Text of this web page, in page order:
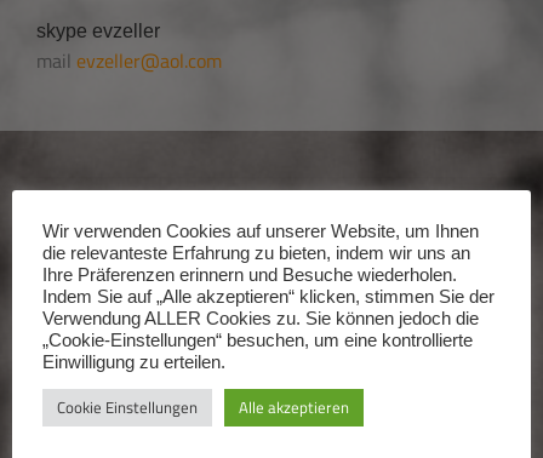
skype evzeller
mail evzeller@aol.com
Wir verwenden Cookies auf unserer Website, um Ihnen
die relevanteste Erfahrung zu bieten, indem wir uns an
Ihre Präferenzen erinnern und Besuche wiederholen.
Indem Sie auf „Alle akzeptieren“ klicken, stimmen Sie der
Verwendung ALLER Cookies zu. Sie können jedoch die
„Cookie-Einstellungen“ besuchen, um eine kontrollierte
Einwilligung zu erteilen.
Cookie Einstellungen Alle akzeptieren